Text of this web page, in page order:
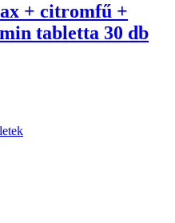
+ citromfű +
tabletta 30 db